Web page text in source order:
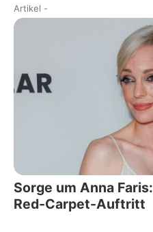
Artikel -
Sorge um Anna
Red-Carpet-Auftritt